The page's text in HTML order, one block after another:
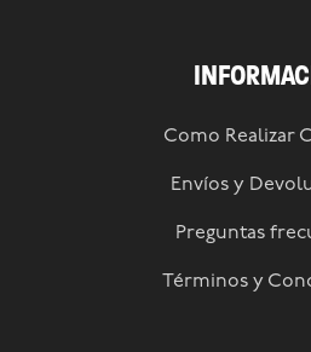
Como Realizar
Envíos y
Preguntas
Términos y